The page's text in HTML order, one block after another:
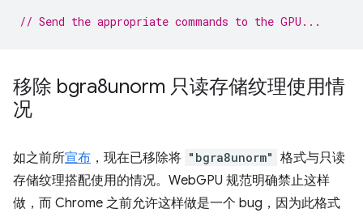
// Send the appropriate commands to the GPU...
移除 bgra8unorm 只读存储纹理使用情
况
如之前所宣布 ，现在已移除将 "bgra8unorm" 格式与只读
存储纹理搭配使用的情况。WebGPU 规范明确禁止这样
做，而 Chrome 之前允许这样做是一个 bug，因为此格式